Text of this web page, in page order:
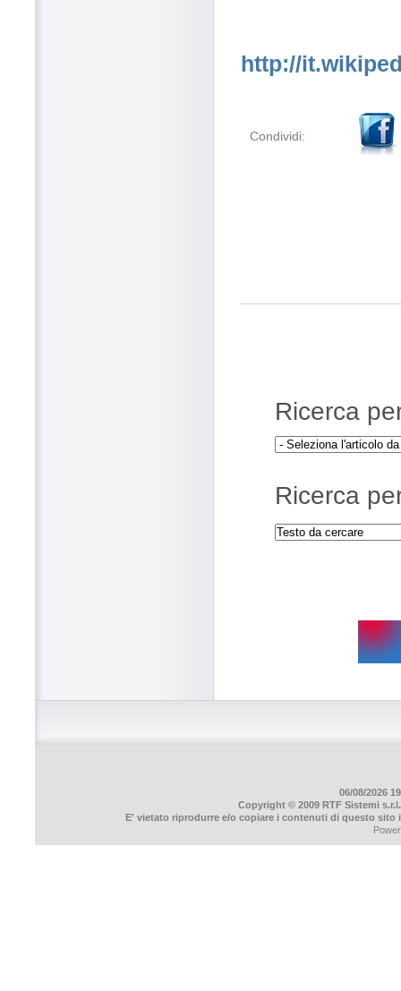
http://
Condividi:
Ricerca
Ricerca
06/08/2026
Copyright © 2009 RTF Sistemi
E' vietato riprodurre e/o copiare i contenuti di questo